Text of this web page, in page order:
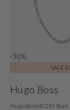
-30%
Hugo Boss
Hugo Boss BOSS